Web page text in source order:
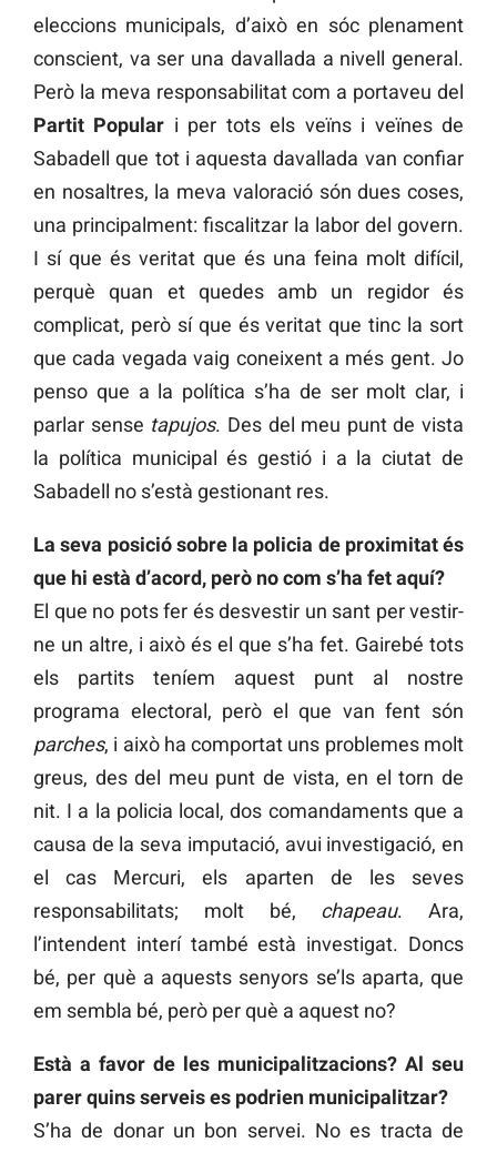
eleccions municipals, d’això en sóc plenament
conscient, va ser una davallada a nivell general.
Però la meva responsabilitat com a portaveu del
Partit Popular i per tots els veïns i veïnes de
Sabadell que tot i aquesta davallada van confiar
en nosaltres, la meva valoració són dues coses,
una principalment: fiscalitzar la labor del govern.
I sí que és veritat que és una feina molt difícil,
perquè quan et quedes amb un regidor és
complicat, però sí que és veritat que tinc la sort
que cada vegada vaig coneixent a més gent. Jo
penso que a la política s’ha de ser molt clar, i
parlar sense tapujos. Des del meu punt de vista
la política municipal és gestió i a la ciutat de
Sabadell no s’està gestionant res.
La seva posició sobre la policia de proximitat és
que hi està d’acord, però no com s’ha fet aquí?
El que no pots fer és desvestir un sant per vestir-
ne un altre, i això és el que s’ha fet. Gairebé tots
els partits teníem aquest punt al nostre
programa electoral, però el que van fent són
parches, i això ha comportat uns problemes molt
greus, des del meu punt de vista, en el torn de
nit. I a la policia local, dos comandaments que a
causa de la seva imputació, avui investigació, en
el cas Mercuri, els aparten de les seves
responsabilitats; molt bé, chapeau. Ara,
l’intendent interí també està investigat. Doncs
bé, per què a aquests senyors se’ls aparta, que
em sembla bé, però per què a aquest no?
Està a favor de les municipalitzacions? Al seu
parer quins serveis es podrien municipalitzar?
S’ha de donar un bon servei. No es tracta de